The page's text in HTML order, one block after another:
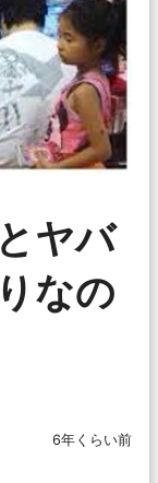
ヤバ
なの
6年くらい前